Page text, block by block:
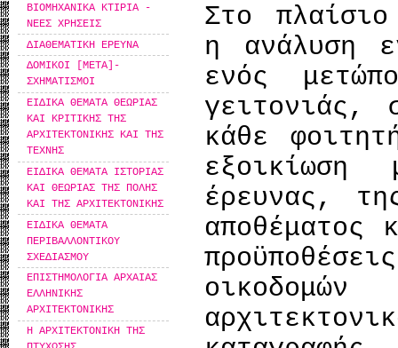
ΒΙΟΜΗΧΑΝΙΚΑ ΚΤΙΡΙΑ -
ΝΕΕΣ ΧΡΗΣΕΙΣ
ΔΙΑΘΕΜΑΤΙΚΗ ΕΡΕΥΝΑ
ΔΟΜΙΚΟΙ [ΜΕΤΑ]-
ΣΧΗΜΑΤΙΣΜΟΙ
ΕΙΔΙΚΑ ΘΕΜΑΤΑ ΘΕΩΡΙΑΣ
ΚΑΙ ΚΡΙΤΙΚΗΣ ΤΗΣ
ΑΡΧΙΤΕΚΤΟΝΙΚΗΣ ΚΑΙ ΤΗΣ
ΤΕΧΝΗΣ
ΕΙΔΙΚΑ ΘΕΜΑΤΑ ΙΣΤΟΡΙΑΣ
ΚΑΙ ΘΕΩΡΙΑΣ ΤΗΣ ΠΟΛΗΣ
ΚΑΙ ΤΗΣ ΑΡΧΙΤΕΚΤΟΝΙΚΗΣ
ΕΙΔΙΚΑ ΘΕΜΑΤΑ
ΠΕΡΙΒΑΛΛΟΝΤΙΚΟΥ
ΣΧΕΔΙΑΣΜΟΥ
ΕΠΙΣΤΗΜΟΛΟΓΙΑ ΑΡΧΑΙΑΣ
ΕΛΛΗΝΙΚΗΣ
ΑΡΧΙΤΕΚΤΟΝΙΚΗΣ
Η ΑΡΧΙΤΕΚΤΟΝΙΚΗ ΤΗΣ
Στο
η ανάλυση
ενός
γειτονιάς,
κάθε
έρευνας,
αποθέματος